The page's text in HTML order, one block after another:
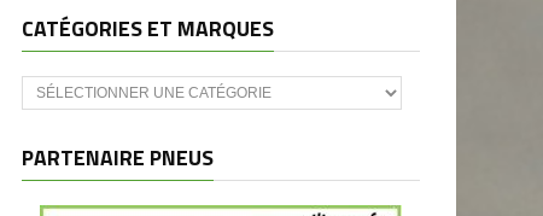
CATÉGORIES ET MARQUES
Catégories
et
PARTENAIRE PNEUS